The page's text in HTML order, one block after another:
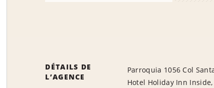
DÉTAILS DE
L’AGENCE
Parroquia 1056 Col
Hotel Holiday Inn Inside,